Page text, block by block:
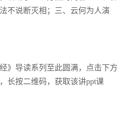
不说断灭相；三、云何为人演
》导读系列至此圆满，点击下方
长按二维码，获取该讲ppt课